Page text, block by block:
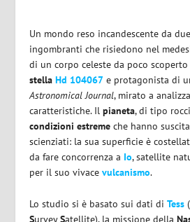
Un mondo reso incandescente da due
ingombranti che risiedono nel
di un corpo celeste da poco
stellaHd 104067 e protagonista di
Astronomical Journal, mirato a
caratteristiche. Ilpianeta, di tipo
condizioni estreme che hanno
scienziati: la sua superficie è
da fare concorrenza a Io, satellite
per il suo vivacevulcanismo.
Lo studio si è basato sui dati diTess (
SurveySatellite), la missione della